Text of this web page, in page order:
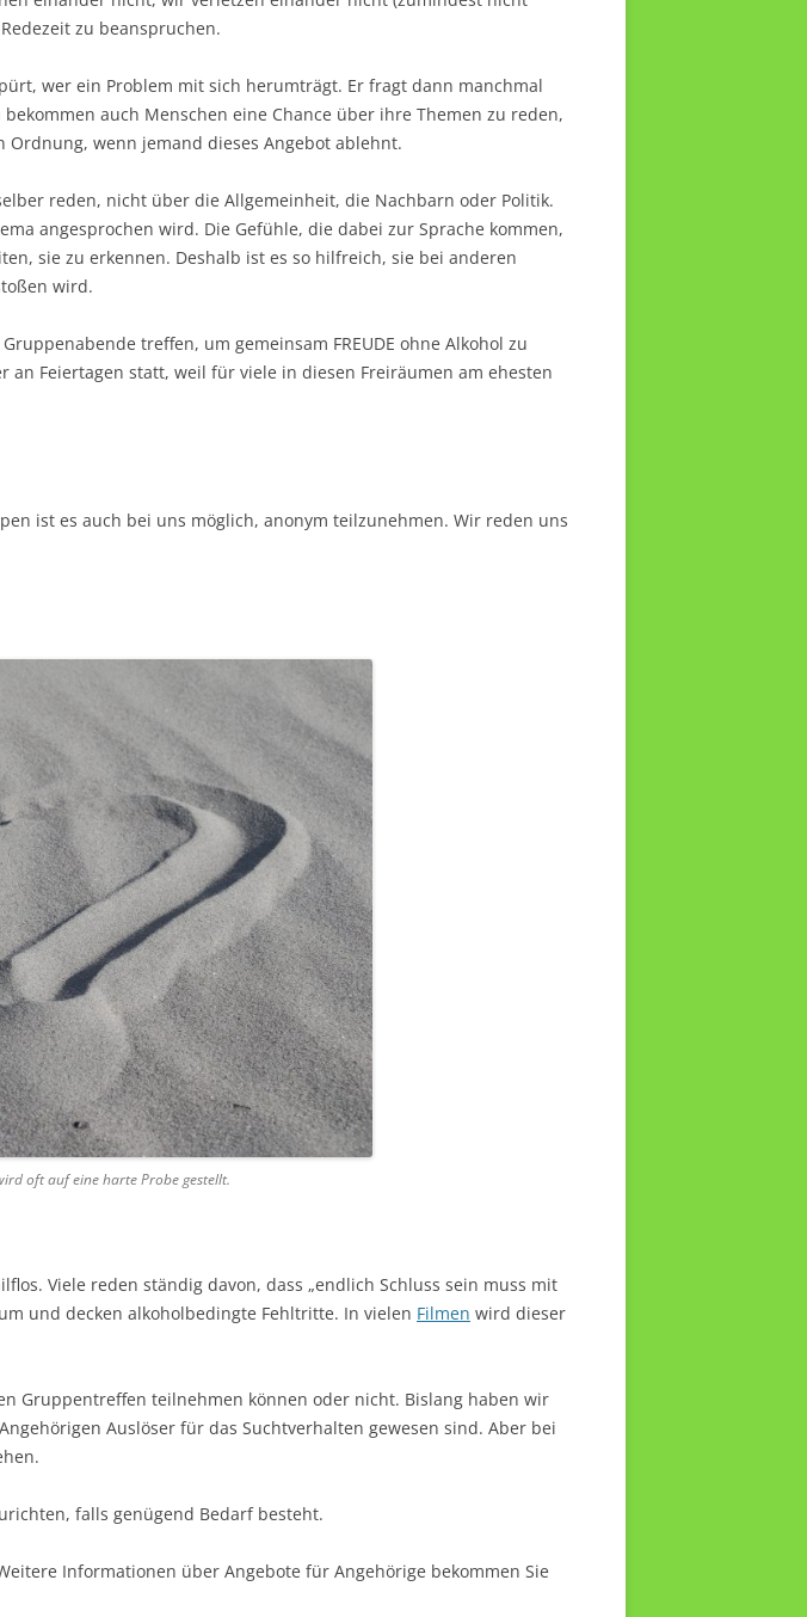
zu beanspruchen.
wer ein Problem mit sich herumträgt. Er fragt dann manchmal
auch Menschen eine Chance über ihre Themen zu reden,
wenn jemand dieses Angebot ablehnt.
reden, nicht über die Allgemeinheit, die Nachbarn oder Politik.
angesprochen wird. Die Gefühle, die dabei zur Sprache kommen,
sie zu erkennen. Deshalb ist es so hilfreich, sie bei anderen
wird.
treffen, um gemeinsam FREUDE ohne Alkohol zu
Feiertagen statt, weil für viele in diesen Freiräumen am ehesten
ist es auch bei uns möglich, anonym teilzunehmen. Wir reden uns
oft auf eine harte Probe gestellt.
Viele reden ständig davon, dass „endlich Schluss sein muss mit
und decken alkoholbedingte Fehltritte. In vielen Filmen wird dieser
Gruppentreffen teilnehmen können oder nicht. Bislang haben wir
Auslöser für das Suchtverhalten gewesen sind. Aber bei
falls genügend Bedarf besteht.
Informationen über Angebote für Angehörige bekommen Sie